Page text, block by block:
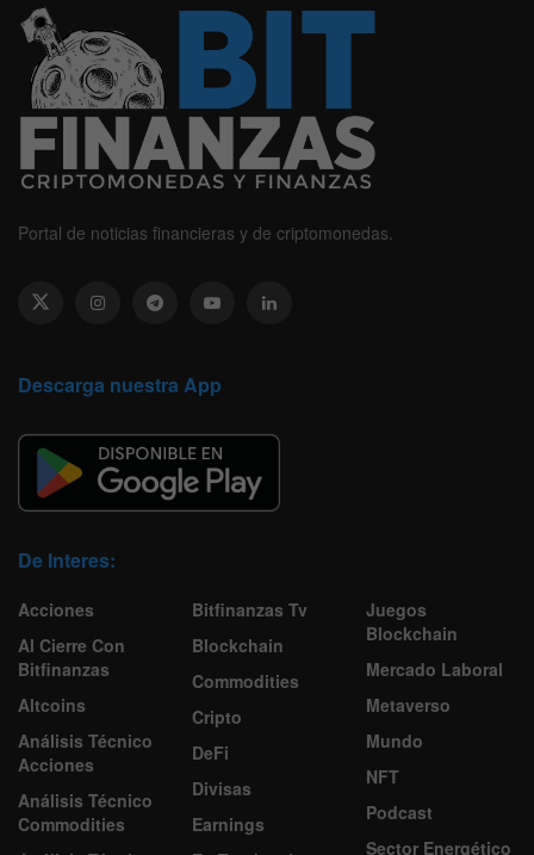
Portal de noticias financieras y de criptomonedas.
Descarga nuestra App
De Interes:
Acciones
Al Cierre Con
Bitfinanzas
Altcoins
Análisis Técnico
Acciones
Análisis Técnico
Commodities
Bitfinanzas Tv
Blockchain
Commodities
Cripto
DeFi
Divisas
Earnings
Juegos
Blockchain
Mercado Laboral
Metaverso
Mundo
NFT
Podcast
Sector Energético